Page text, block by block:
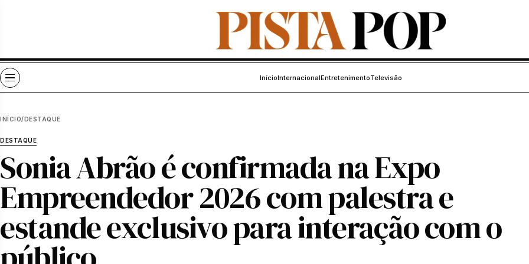
Abrir menu InícioInternacionalEntretenimentoTelevisão
INÍCIO/ DESTAQUE
DESTAQUE
Sonia Abrão é confirmada na Expo
Empreendedor 2026 com palestra e
estande exclusivo para interação com o